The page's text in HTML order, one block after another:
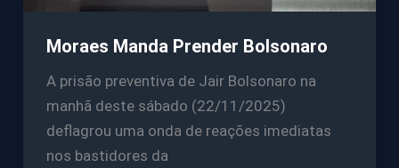
Moraes Manda Prender Bolsonaro
A prisão preventiva de Jair Bolsonaro na
manhã deste sábado (22/11/2025)
deflagrou uma onda de reações imediatas
nos bastidores da